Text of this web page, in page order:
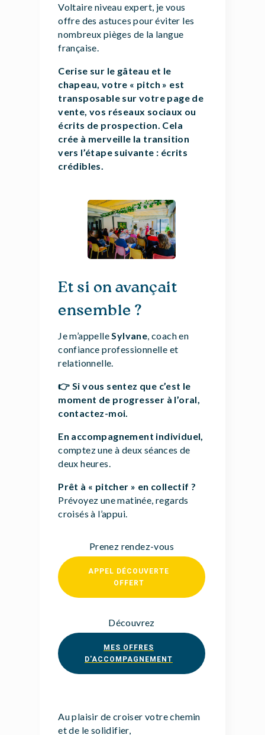
Voltaire niveau expert, je vous
offre des astuces pour éviter les
nombreux pièges de la langue
française.
Cerise sur le gâteau et le
chapeau, votre « pitch » est
transposable sur votre page de
vente, vos réseaux sociaux ou
écrits de prospection. Cela
crée à merveille la transition
vers l’étape suivante : écrits
crédibles.
Et si on avançait
ensemble ?
Je m’appelle Sylvane , coach en
confiance professionnelle et
relationnelle.
👉 Si vous sentez que c’est le
moment de progresser à l’oral,
contactez-moi.
En accompagnement individuel,
comptez une à deux séances de
deux heures.
Prêt à « pitcher » en collectif ?
Prévoyez une matinée, regards
croisés à l’appui.
Prenez rendez-vous
APPEL DÉCOUVERTE
OFFERT
Découvrez
MES OFFRES
D'ACCOMPAGNEMENT
Au plaisir de croiser votre chemin
et de le solidifier,